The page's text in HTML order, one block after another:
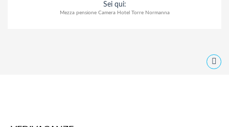
Sei qui:
Mezza pensione Camera Hotel Torre Normanna